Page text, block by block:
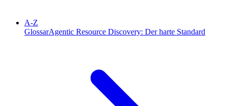
A-Z
GlossarAgentic Resource Discovery: Der harte Standard